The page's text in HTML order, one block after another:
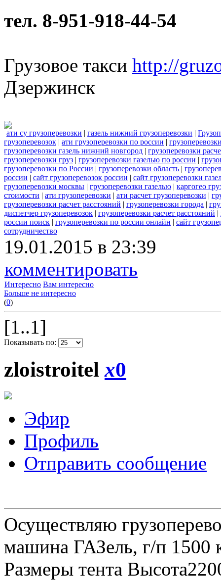
тел. 8-951-918-44-54
Грузовое такси http://
Дзержинск
ати су грузоперевозки | газель нижний грузоперевозки |
грузоперевозок | ати грузоперевозки по россии |
грузоперевозки газель нижний новгород | грузоперевозки
грузоперевозки груз | грузоперевозки газелью по россии |
грузоперевозки по России | грузоперевозки область |
россии | сайт грузоперевозок россии | сайт грузоперевозки
грузоперевозки москвы | грузоперевозки газелью | каргогео
стоимости | ати грузоперевозки | ати расчет грузоперевозки |
грузоперевозки расчет расстояний | грузоперевозки города |
диспетчер грузоперевозок | грузоперевозки расчет расстояний |
россии поиск | грузоперевозки по россии онлайн | сайт
сотрудничество
19.01.2015 в 23:39
комментировать
Интересно Вам интересно
Больше не интересно
(0)
[1..1]
Показывать по:
zloistroitelx0
Эфир
Профиль
Отправить сообщение
Осуществляю
машина ГАЗель, г/п 1500
Размеры тента